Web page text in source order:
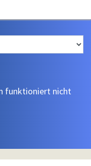
funktioniert nicht